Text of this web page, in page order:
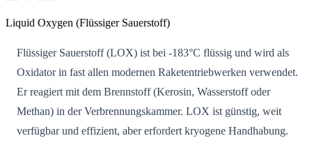
Liquid Oxygen (Flüssiger Sauerstoff)
Flüssiger Sauerstoff (LOX) ist bei -183°C flüssig und wird als
Oxidator in fast allen modernen Raketentriebwerken verwendet.
Er reagiert mit dem Brennstoff (Kerosin, Wasserstoff oder
Methan) in der Verbrennungskammer. LOX ist günstig, weit
verfügbar und effizient, aber erfordert kryogene Handhabung.